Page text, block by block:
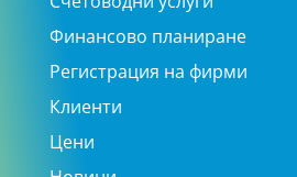
Финансово планиране
Регистрация на фирми
Клиенти
Цени